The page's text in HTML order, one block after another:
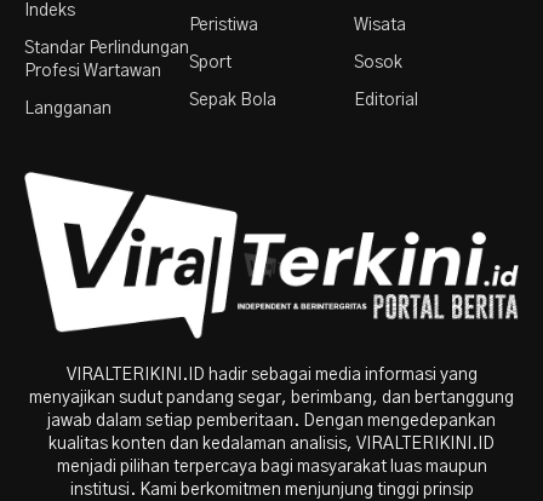
Indeks
Standar Perlindungan
Profesi Wartawan
Langganan
Peristiwa
Sport
Sepak Bola
Wisata
Sosok
Editorial
VIRALTERIKINI.ID hadir sebagai media informasi yang
menyajikan sudut pandang segar, berimbang, dan bertanggung
jawab dalam setiap pemberitaan. Dengan mengedepankan
kualitas konten dan kedalaman analisis, VIRALTERIKINI.ID
menjadi pilihan terpercaya bagi masyarakat luas maupun
institusi. Kami berkomitmen menjunjung tinggi prinsip